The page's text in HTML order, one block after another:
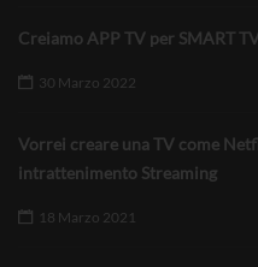
Creiamo APP TV per SMART
30 Marzo 2022
Vorrei creare una TV come
intrattenimento Streaming
18 Marzo 2021